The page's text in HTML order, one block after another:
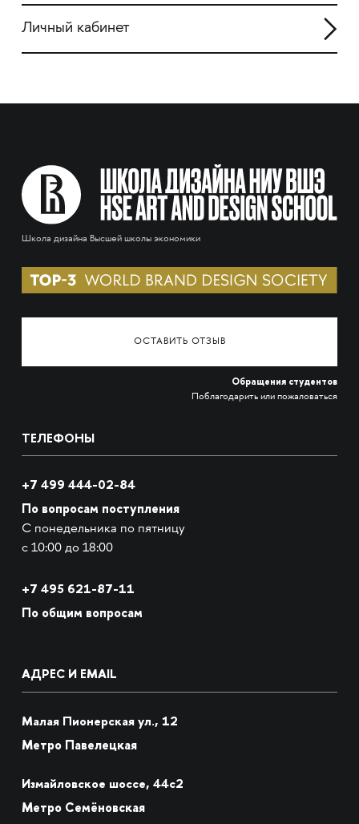
Личный кабинет
Школа дизайна Высшей школы экономики
ОСТАВИТЬ ОТЗЫВ
Обращения студентов
Поблагодарить или пожаловаться
ТЕЛЕФОНЫ
+7 499 444-02-84
По вопросам поступления
С понедельника по пятницу
с 10:00 до 18:00
+7 495 621-87-11
По общим вопросам
АДРЕС И EMAIL
Малая Пионерская ул., 12
Метро Павелецкая
Измайловское шоссе, 44с2
Метро Семёновская